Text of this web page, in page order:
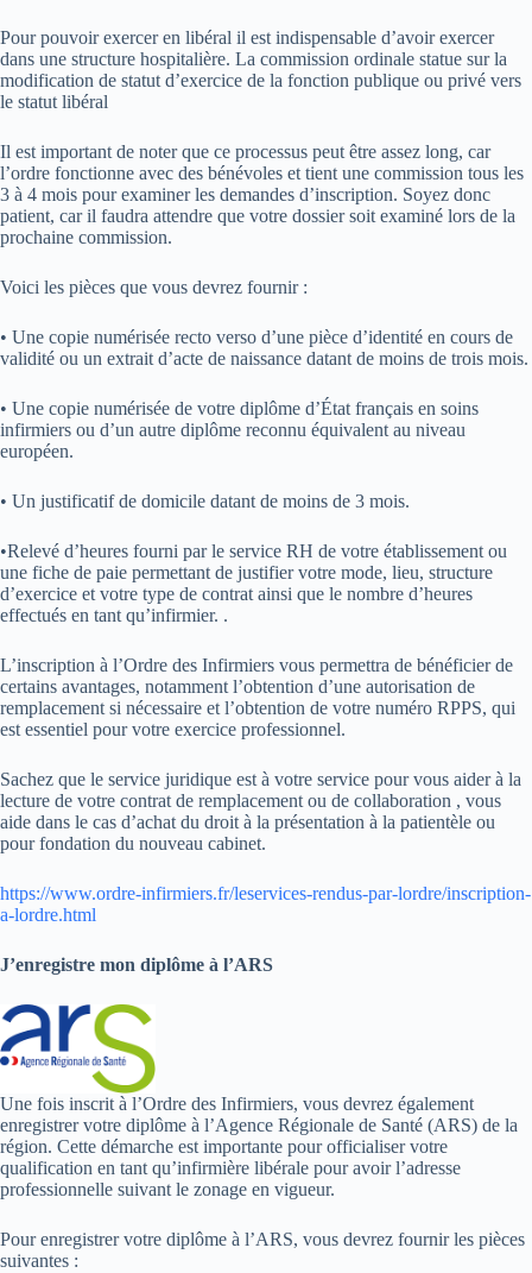
Pour pouvoir exercer en libéral il est indispensable d’avoir exercer
dans une structure hospitalière. La commission ordinale statue sur la
modification de statut d’exercice de la fonction publique ou privé vers
le statut libéral
Il est important de noter que ce processus peut être assez long, car
l’ordre fonctionne avec des bénévoles et tient une commission tous les
3 à 4 mois pour examiner les demandes d’inscription. Soyez donc
patient, car il faudra attendre que votre dossier soit examiné lors de la
prochaine commission.
Voici les pièces que vous devrez fournir :
• Une copie numérisée recto verso d’une pièce d’identité en cours de
validité ou un extrait d’acte de naissance datant de moins de trois mois.
• Une copie numérisée de votre diplôme d’État français en soins
infirmiers ou d’un autre diplôme reconnu équivalent au niveau
européen.
• Un justificatif de domicile datant de moins de 3 mois.
•Relevé d’heures fourni par le service RH de votre établissement ou
une fiche de paie permettant de justifier votre mode, lieu, structure
d’exercice et votre type de contrat ainsi que le nombre d’heures
effectués en tant qu’infirmier. .
L’inscription à l’Ordre des Infirmiers vous permettra de bénéficier de
certains avantages, notamment l’obtention d’une autorisation de
remplacement si nécessaire et l’obtention de votre numéro RPPS, qui
est essentiel pour votre exercice professionnel.
Sachez que le service juridique est à votre service pour vous aider à la
lecture de votre contrat de remplacement ou de collaboration , vous
aide dans le cas d’achat du droit à la présentation à la patientèle ou
pour fondation du nouveau cabinet.
https://www.ordre-infirmiers.fr/leservices-rendus-par-lordre/inscription-
a-lordre.html
J’enregistre mon diplôme à l’ARS
Une fois inscrit à l’Ordre des Infirmiers, vous devrez également
enregistrer votre diplôme à l’Agence Régionale de Santé (ARS) de la
région. Cette démarche est importante pour officialiser votre
qualification en tant qu’infirmière libérale pour avoir l’adresse
professionnelle suivant le zonage en vigueur.
Pour enregistrer votre diplôme à l’ARS, vous devrez fournir les pièces
suivantes :